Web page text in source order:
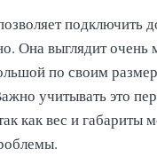
подключить
Она выглядит
по своим
учитывать это
как вес и габариты